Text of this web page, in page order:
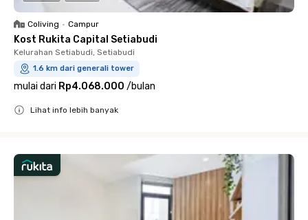
Coliving • Campur
Kost Rukita Capital Setiabudi
Kelurahan Setiabudi, Setiabudi
1.6 km dari generali tower
mulai dari Rp4.068.000 /bulan
Lihat info lebih banyak